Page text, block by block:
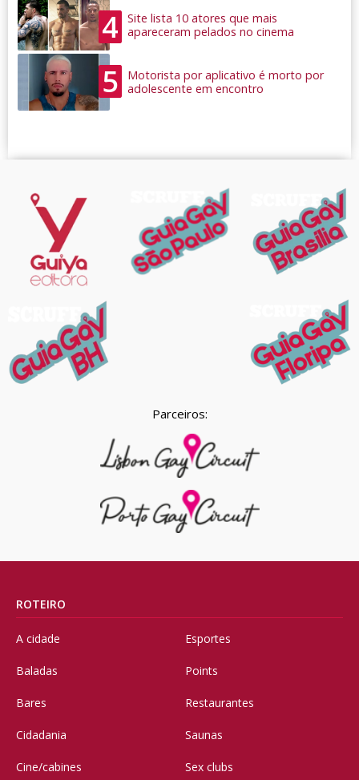
4
Site lista 10 atores que mais
apareceram pelados no cinema
5
Motorista por aplicativo é morto por
adolescente em encontro
Parceiros:
ROTEIRO
A cidade
Baladas
Bares
Cidadania
Cine/cabines
Esportes
Points
Restaurantes
Saunas
Sex clubs